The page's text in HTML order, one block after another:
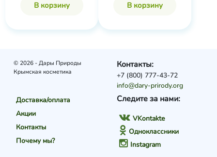
В корзину В корзину
© 2026 - Дары Природы
Крымская косметика
Доставка/оплата
Акции
Контакты
Почему мы?
Следите за нами:
VKontakte
Одноклассники
Instagram
Контакты:
+7 (800) 777-43-72
info@dary-prirody.org